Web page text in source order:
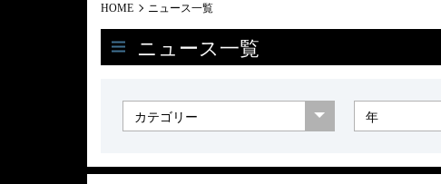
HOME ニュース一覧
ニュース一覧